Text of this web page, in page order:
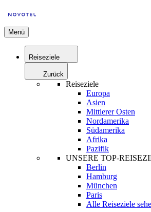
Menü
Reiseziele
Zurück
Reiseziele
Europa
Asien
Mittlerer Osten
Nordamerika
Südamerika
Afrika
Pazifik
UNSERE TOP-
Berlin
Hamburg
München
Paris
Alle Reiseziele